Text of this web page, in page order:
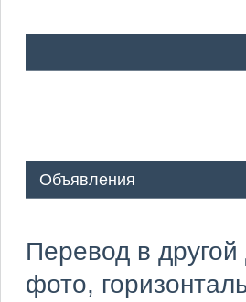
Объявления
Перевод в
фото,